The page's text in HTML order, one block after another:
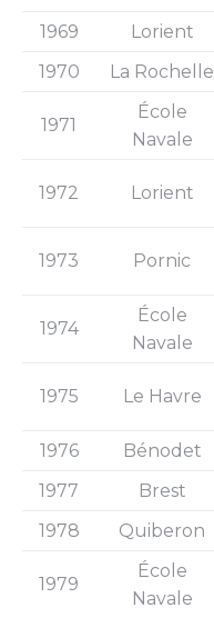
1969 Lorient
1970
La Rochelle
1971
École
Navale
1972 Lorient
1973 Pornic
1974
École
Navale
1975 Le Havre
1976 Bénodet
1977
Brest
1978
Quiberon
1979
École
Navale